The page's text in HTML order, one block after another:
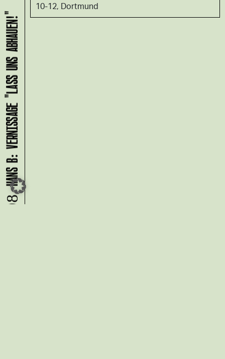
10-12, Dortmund
09.08.
HANS B: VERNISSAGE "LASS UNS ABHAUEN!"